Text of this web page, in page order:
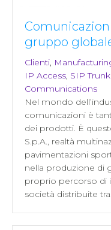
gruppo
Clienti,
IP Access, SIP
Communications
Nel mondo
comunicazioni è
dei prodotti. È
S.p.A., realtà
pavimentazioni
nella produzione di
proprio percorso di
società distribuite